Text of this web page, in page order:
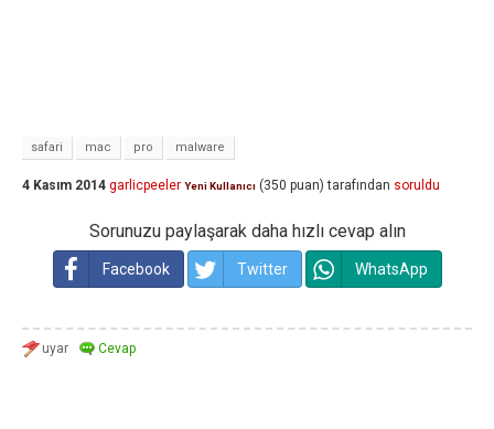
safari mac pro malware
4 Kasım 2014 garlicpeeler Yeni Kullanıcı (350 puan) tarafından soruldu
Sorunuzu paylaşarak daha hızlı cevap alın
Facebook Twitter WhatsApp